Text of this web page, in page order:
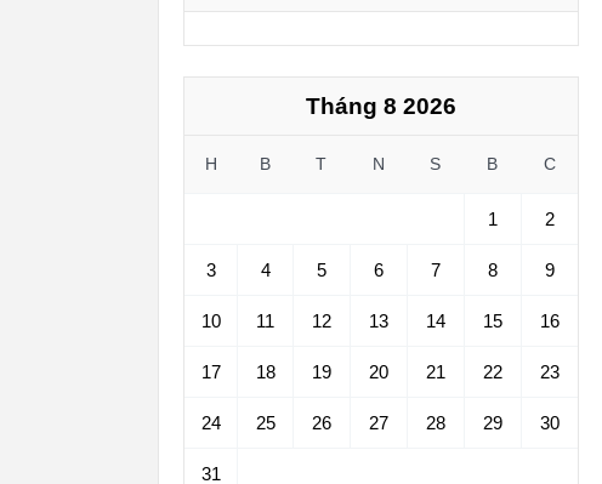
Tháng 8 2026
H B T N S B C
1 2
3 4 5 6 7 8 9
10 11 12 13 14 15 16
17 18 19 20 21 22 23
24 25 26 27 28 29 30
31